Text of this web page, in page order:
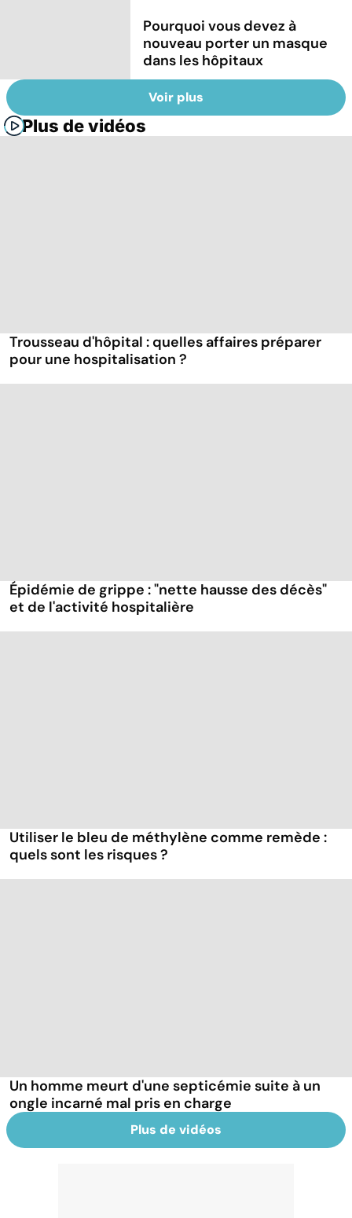
Pourquoi vous devez à
nouveau porter un masque
dans les hôpitaux
Voir plus
Plus de vidéos
Trousseau d'hôpital : quelles affaires préparer
pour une hospitalisation ?
Épidémie de grippe : "nette hausse des décès"
et de l'activité hospitalière
Utiliser le bleu de méthylène comme remède :
quels sont les risques ?
Un homme meurt d'une septicémie suite à un
ongle incarné mal pris en charge
Plus de vidéos